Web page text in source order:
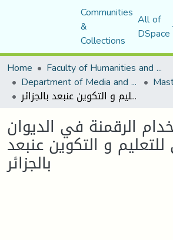
Communities
&
Collections
All of
DSpace
Home
Faculty of Humanities and Social Sciences
Department of Media and Communication Studies
واقع استخدام الرقمنة في الديوان الوطني للتعليم و التكوين عنبعد بالجزائر
الرقمنة في الديوان
و التكوين عنبعد
بالجزائر